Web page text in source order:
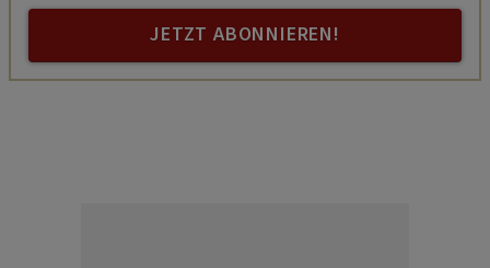
JETZT ABONNIEREN!